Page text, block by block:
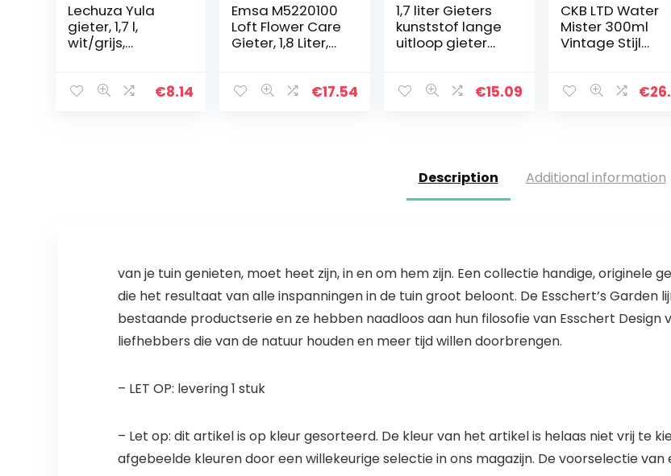
Lechuza Yula
gieter, 1,7 l,
wit/grijs,
€8.14
Emsa M5220100
Loft Flower Care
Gieter, 1,8 Liter,
€17.54
1,7 liter Gieters
kunststof lange
uitloop gieter
de tuin, plant –
€15.09
CKB LTD Water
Mister 300ml
Vintage Stijl
Sproeier Fles
€
Description Additional information
van je tuin genieten, moet heet zijn, in en om hem zijn. Een collectie handige, originele
die het resultaat van alle inspanningen in de tuin groot beloont. De Esschert’s Garden
bestaande productserie en ze hebben naadloos aan hun filosofie van Esschert
liefhebbers die van de natuur houden en meer tijd willen doorbrengen.
– LET OP: levering 1 stuk
– Let op: dit artikel is op kleur gesorteerd. De kleur van het artikel is helaas niet vrij te
afgebeelde kleuren door een willekeurige selectie in ons magazijn. De voorselectie